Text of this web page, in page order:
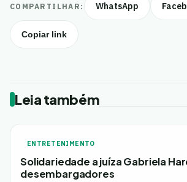
COMPARTILHAR: WhatsApp
Copiar link
Leia também
ENTRETENIMENTO
Solidariedade a juíza Gabriela
desembargadores